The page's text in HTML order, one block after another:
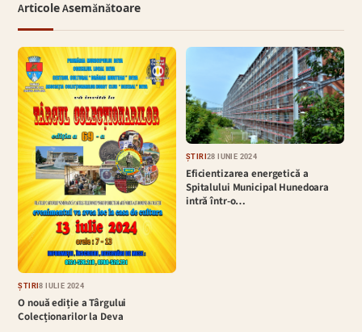
Articole Asemănătoare
ȘTIRI8 IULIE 2024
O nouă ediție a Târgului
Colecționarilor la Deva
ȘTIRI28 IUNIE 2024
Eficientizarea energetică a
Spitalului Municipal Hunedoara
intră într-o…